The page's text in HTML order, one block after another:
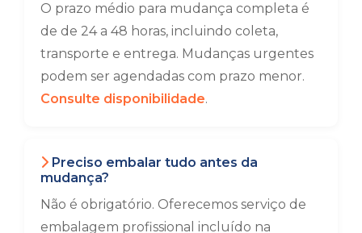
O prazo médio para mudança completa é
de de 24 a 48 horas, incluindo coleta,
transporte e entrega. Mudanças urgentes
podem ser agendadas com prazo menor.
Consulte disponibilidade.
Preciso embalar tudo antes da
mudança?
Não é obrigatório. Oferecemos serviço de
embalagem profissional incluído na